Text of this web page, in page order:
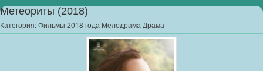
Метеориты (2018)
Категория:Фильмы 2018 года Мелодрама Драма